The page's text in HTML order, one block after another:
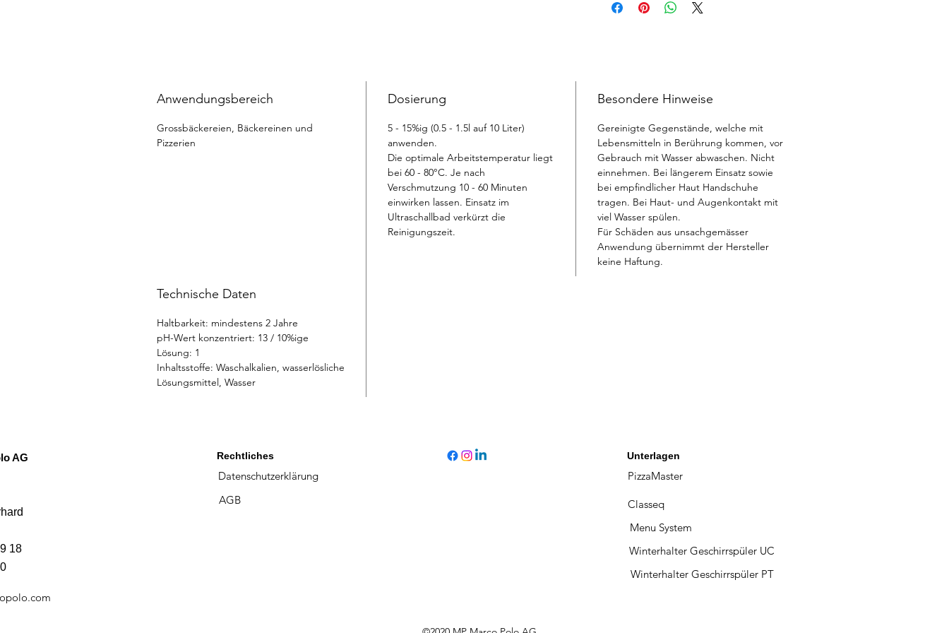
von Teig, Obst und Zucker. Trotz
Anwendungsbereich
Grossbäckereien, Bäckereinen und
Pizzerien
Dosierung
5 - 15%ig (0.5 - 1.5l auf 10 Liter)
anwenden.
Die optimale Arbeitstemperatur liegt
bei 60 - 80°C. Je nach
Verschmutzung 10 - 60 Minuten
einwirken lassen. Einsatz im
Ultraschallbad verkürzt die
Reinigungszeit.
Besondere Hinweise
Gereinigte Gegenstände, welche mit
Lebensmitteln in Berührung kommen, vor
Gebrauch mit Wasser abwaschen. Nicht
einnehmen. Bei längerem Einsatz sowie
bei empfindlicher Haut Handschuhe
tragen. Bei Haut- und Augenkontakt mit
viel Wasser spülen.
Für Schäden aus unsachgemässer
Anwendung übernimmt der Hersteller
keine Haftung.
Technische Daten
Haltbarkeit: mindestens 2 Jahre
pH-Wert konzentriert: 13 / 10%ige
Lösung: 1
Inhaltsstoffe: Waschalkalien, wasserlösliche
Lösungsmittel, Wasser
18
AG Rechtliches
Datenschutzerklärung
AGB
Unterlagen
PizzaMaster
Classeq
Menu System
Winterhalter Geschirrspüler UC
Winterhalter Geschirrspüler PT